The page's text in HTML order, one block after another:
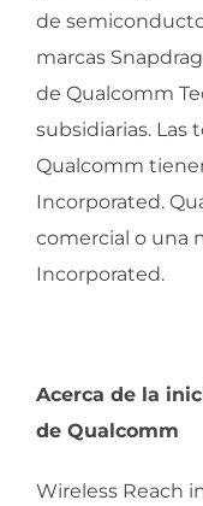
de
marcas
de Qualcomm
subsidiarias. Las
Qualcomm
Incorporated.
comercial o una
Incorporated.
Acerca de la
de Qualcomm
Wireless Reach